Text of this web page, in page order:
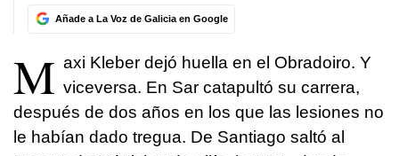
Añade a La Voz de Galicia en Google
M axi Kleber dejó huella en el Obradoiro. Y
viceversa. En Sar catapultó su carrera,
después de dos años en los que las lesiones no
le habían dado tregua. De Santiago saltó al